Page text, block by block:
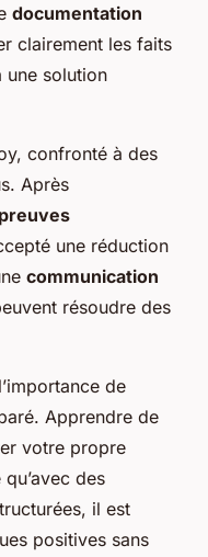
documentation
clairement les faits
une solution
confronté à des
Après
preuves
une réduction
communication
résoudre des
de
Apprendre de
votre propre
des
il est
positives sans